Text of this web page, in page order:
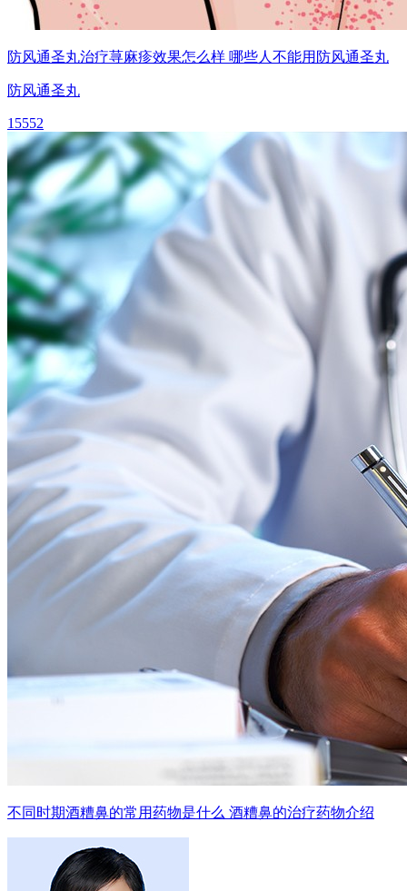
防风通圣丸治疗荨麻疹效果怎么样 哪些人不能用防风通圣丸
防风通圣丸
15552
不同时期酒糟鼻的常用药物是什么 酒糟鼻的治疗药物介绍